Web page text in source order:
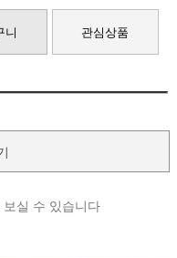
니 관심상품
실 수 있습니다